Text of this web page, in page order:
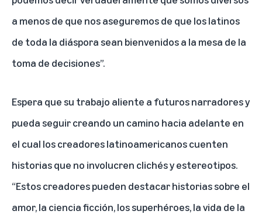
a menos de que nos aseguremos de que los latinos
de toda la diáspora sean bienvenidos a la mesa de la
toma de decisiones”.
Espera que su trabajo aliente a futuros narradores y
pueda seguir creando un camino hacia adelante en
el cual los creadores latinoamericanos cuenten
historias que no involucren clichés y estereotipos.
“Estos creadores pueden destacar historias sobre el
amor, la ciencia ficción, los superhéroes, la vida de la